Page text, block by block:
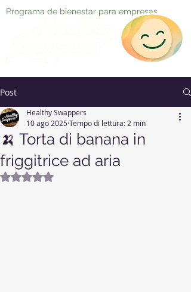
Programa de bienestar para empresas
Post
🍌 Torta di banana in
friggitrice ad aria
Healthy Swappers
10 ago 2025Tempo di lettura: 2 min
Valutazione NaN stelle su 5.